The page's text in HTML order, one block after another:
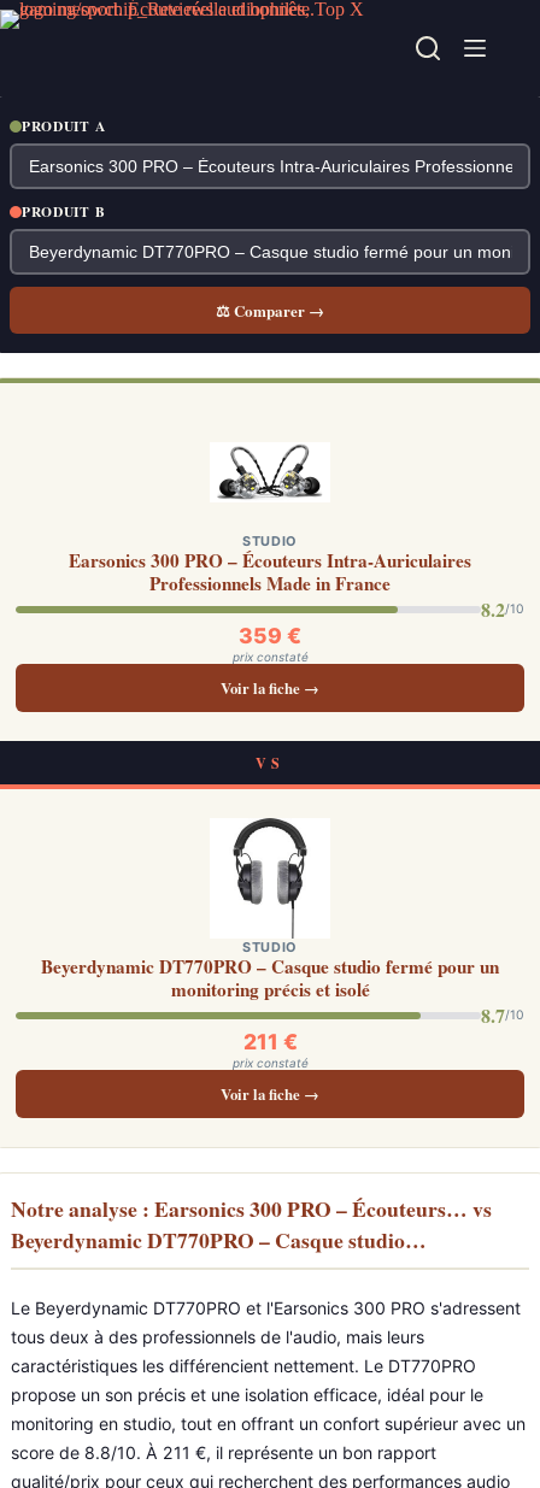
Passer
au
PRODUIT A
PRODUIT B
⚖ Comparer →
STUDIO
Earsonics 300 PRO – Écouteurs Intra-Auriculaires
Professionnels Made in France
8.2/10
359 €
prix constaté
Voir la fiche →
VS
STUDIO
Beyerdynamic DT770PRO – Casque studio fermé pour un
monitoring précis et isolé
8.7/10
211 €
prix constaté
Voir la fiche →
Notre analyse : Earsonics 300 PRO – Écouteurs… vs
Beyerdynamic DT770PRO – Casque studio…
Le Beyerdynamic DT770PRO et l'Earsonics 300 PRO s'adressent
tous deux à des professionnels de l'audio, mais leurs
caractéristiques les différencient nettement. Le DT770PRO
propose un son précis et une isolation efficace, idéal pour le
monitoring en studio, tout en offrant un confort supérieur avec un
score de 8.8/10. À 211 €, il représente un bon rapport
qualité/prix pour ceux qui recherchent des performances audio